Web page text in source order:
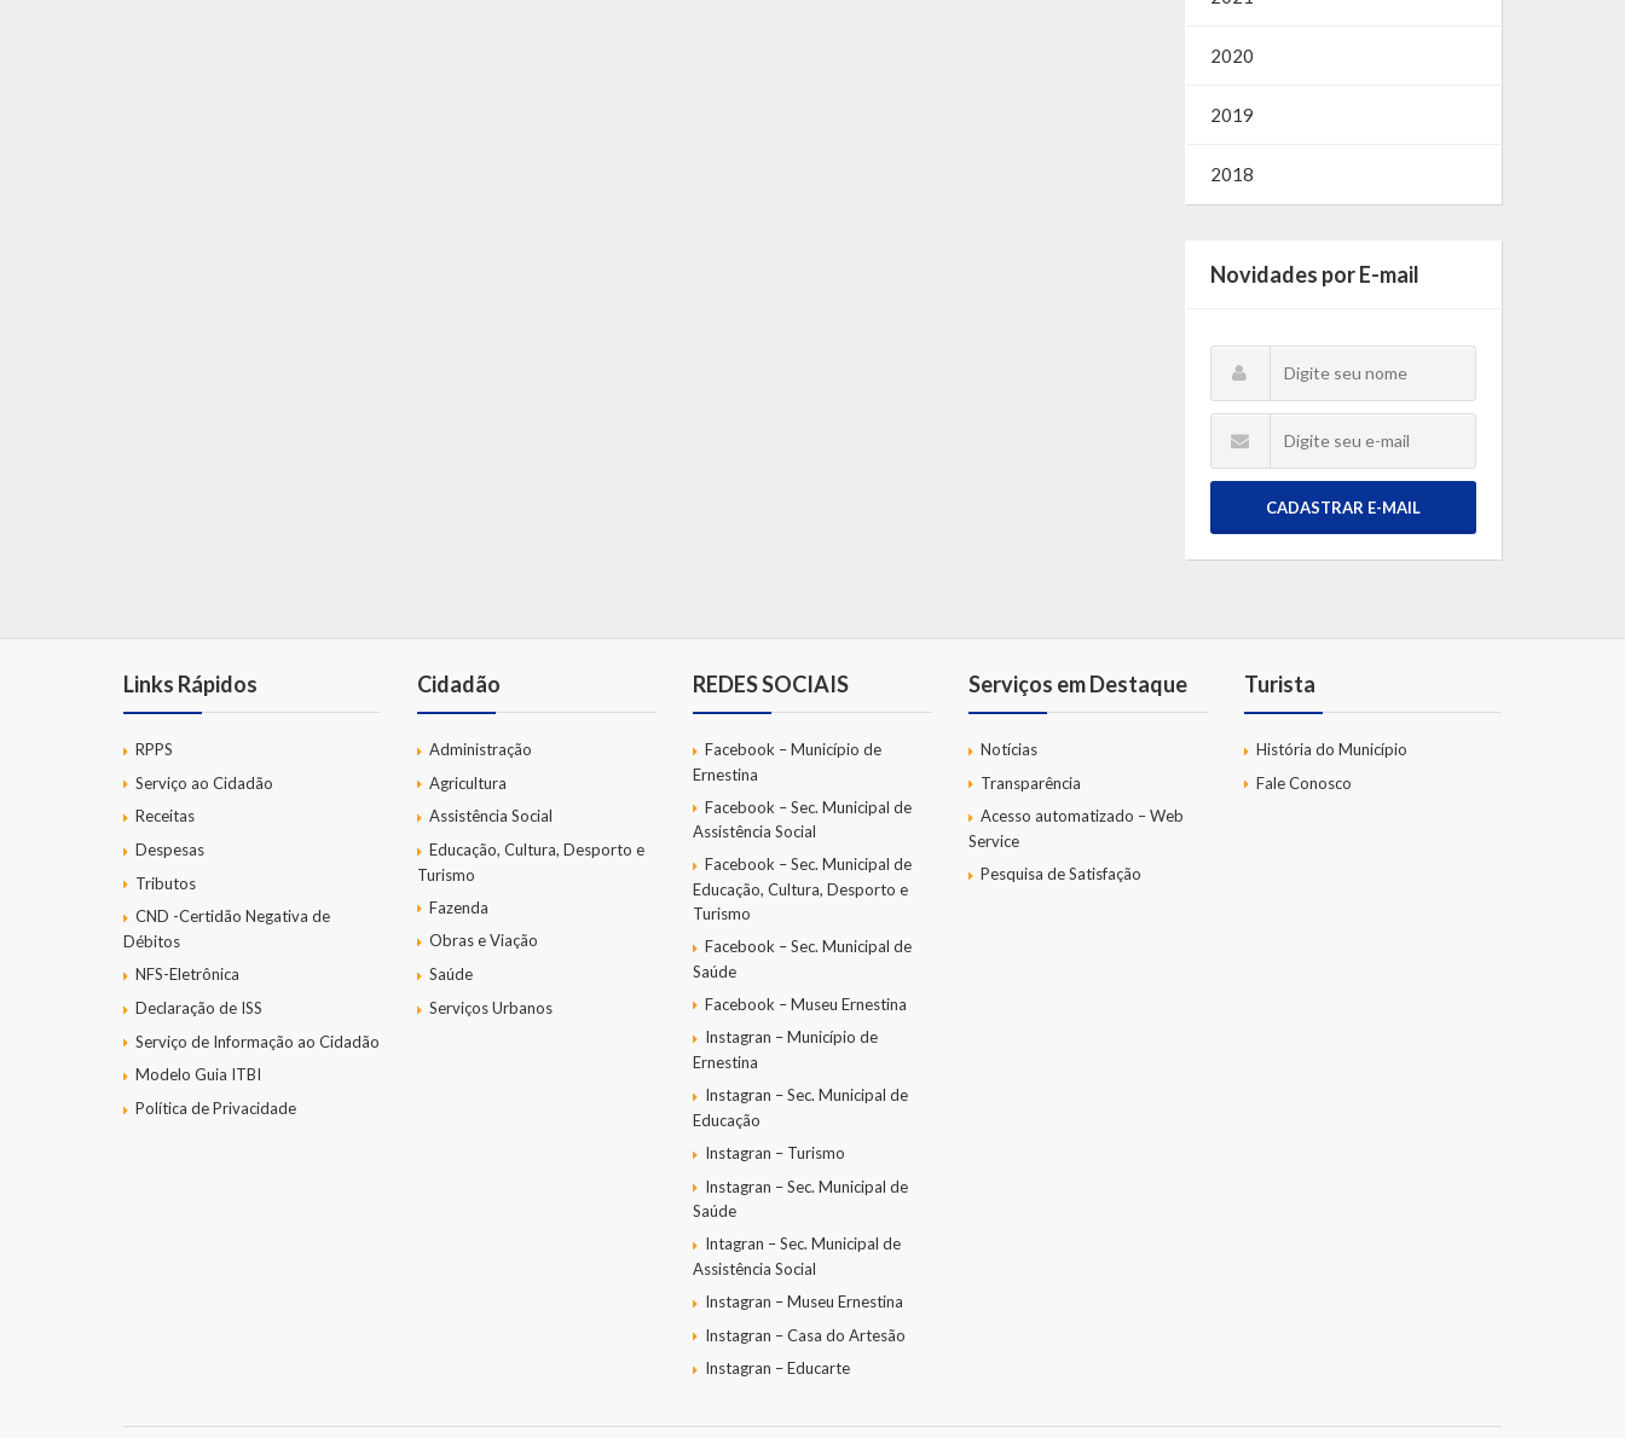
2020
2019
2018
Novidades por E-mail
CADASTRAR E-MAIL
Links Rápidos
RPPS
Serviço ao Cidadão
Receitas
Despesas
Tributos
CND -Certidão Negativa de
Débitos
NFS-Eletrônica
Declaração de ISS
Serviço de Informação ao Cidadão
Modelo Guia ITBI
Política de Privacidade
Cidadão
Administração
Agricultura
Assistência Social
Educação, Cultura, Desporto e
Turismo
Fazenda
Obras e Viação
Saúde
Serviços Urbanos
REDES SOCIAIS
Facebook – Município de
Ernestina
Facebook – Sec. Municipal de
Assistência Social
Facebook – Sec. Municipal de
Educação, Cultura, Desporto e
Turismo
Facebook – Sec. Municipal de
Saúde
Facebook – Museu Ernestina
Instagran – Município de
Ernestina
Instagran – Sec. Municipal de
Educação
Instagran – Turismo
Instagran – Sec. Municipal de
Saúde
Intagran – Sec. Municipal de
Assistência Social
Instagran – Museu Ernestina
Instagran – Casa do Artesão
Instagran – Educarte
Serviços em Destaque
Notícias
Transparência
Acesso automatizado – Web
Service
Pesquisa de Satisfação
Turista
História do Município
Fale Conosco